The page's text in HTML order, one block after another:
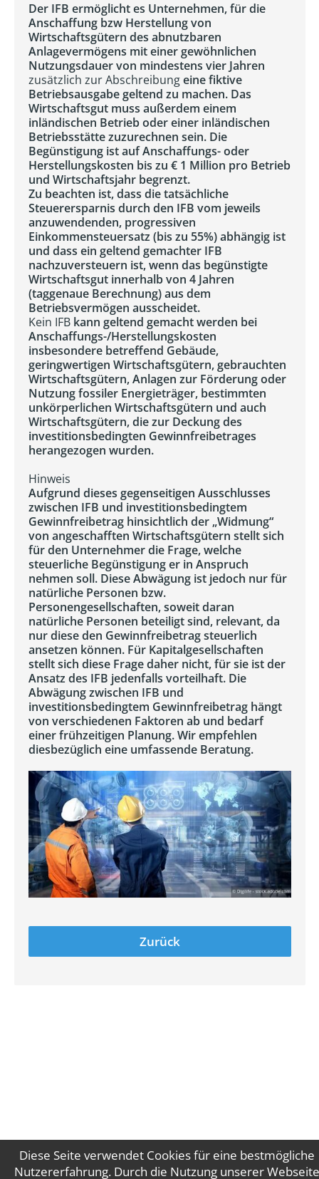
Diese Seite verwendet Cookies für eine bestmögliche
Nutzererfahrung. Durch die Nutzung unserer Webseite
Der IFB ermöglicht es Unternehmen, für die
Anschaffung bzw Herstellung von
Wirtschaftsgütern des abnutzbaren
Anlagevermögens mit einer gewöhnlichen
Nutzungsdauer von mindestens vier Jahren
zusätzlich zur Abschreibungeine fiktive
Betriebsausgabe geltend zu machen. Das
Wirtschaftsgut muss außerdem einem
inländischen Betrieb oder einer inländischen
Betriebsstätte zuzurechnen sein. Die
Begünstigung ist auf Anschaffungs- oder
Herstellungskosten bis zu € 1 Million pro Betrieb
und Wirtschaftsjahr begrenzt.
Zu beachten ist, dass die tatsächliche
Steuerersparnis durch den IFB vom jeweils
anzuwendenden, progressiven
Einkommensteuersatz (bis zu 55%) abhängig ist
und dass ein geltend gemachter IFB
nachzuversteuern ist, wenn das begünstigte
Wirtschaftsgut innerhalb von 4 Jahren
(taggenaue Berechnung) aus dem
Betriebsvermögen ausscheidet.
Kein IFB kann geltend gemacht werden bei
Anschaffungs-/Herstellungskosten
insbesondere betreffend Gebäude,
geringwertigen Wirtschaftsgütern, gebrauchten
Wirtschaftsgütern, Anlagen zur Förderung oder
Nutzung fossiler Energieträger, bestimmten
unkörperlichen Wirtschaftsgütern und auch
Wirtschaftsgütern, die zur Deckung des
investitionsbedingten Gewinnfreibetrages
herangezogen wurden.
Hinweis
Aufgrund dieses gegenseitigen Ausschlusses
zwischen IFB und investitionsbedingtem
Gewinnfreibetrag hinsichtlich der „Widmung“
von angeschafften Wirtschaftsgütern stellt sich
für den Unternehmer die Frage, welche
steuerliche Begünstigung er in Anspruch
nehmen soll. Diese Abwägung ist jedoch nur für
natürliche Personen bzw.
Personengesellschaften, soweit daran
natürliche Personen beteiligt sind, relevant, da
nur diese den Gewinnfreibetrag steuerlich
ansetzen können. Für Kapitalgesellschaften
stellt sich diese Frage daher nicht, für sie ist der
Ansatz des IFB jedenfalls vorteilhaft. Die
Abwägung zwischen IFB und
investitionsbedingtem Gewinnfreibetrag hängt
von verschiedenen Faktoren ab und bedarf
einer frühzeitigen Planung. Wir empfehlen
diesbezüglich eine umfassende Beratung.
Zurück